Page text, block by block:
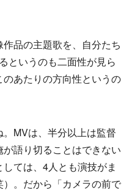
品の主題歌を、自分たち
というのも二面性が見ら
あたりの方向性というの
MVは、半分以上は監督
語り切ることはできない
ては、4人とも演技がま
。だから「カメラの前で